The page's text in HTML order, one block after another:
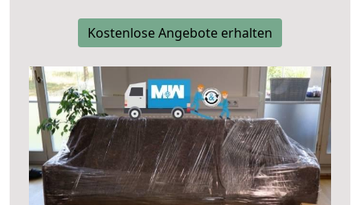
Kostenlose Angebote erhalten